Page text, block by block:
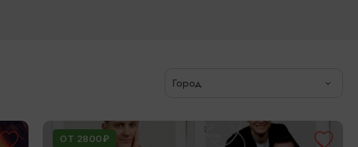
Город
ОТ 2800₽